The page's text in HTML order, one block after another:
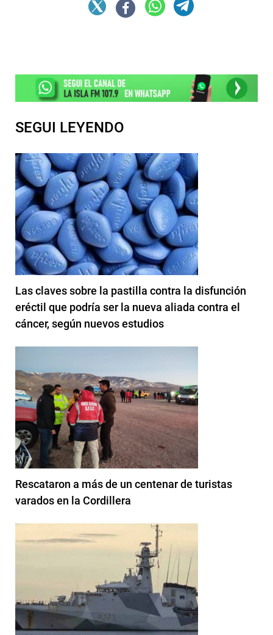
SEGUI LEYENDO
Las claves sobre la pastilla contra la disfunción
eréctil que podría ser la nueva aliada contra el
cáncer, según nuevos estudios
Rescataron a más de un centenar de turistas
varados en la Cordillera